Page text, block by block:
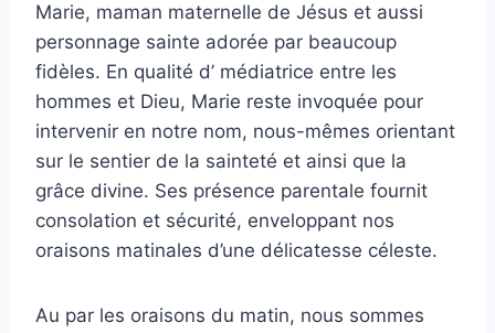
Marie, maman maternelle de Jésus et aussi
personnage sainte adorée par beaucoup
fidèles. En qualité d’ médiatrice entre les
hommes et Dieu, Marie reste invoquée pour
intervenir en notre nom, nous-mêmes orientant
sur le sentier de la sainteté et ainsi que la
grâce divine. Ses présence parentale fournit
consolation et sécurité, enveloppant nos
oraisons matinales d’une délicatesse céleste.
Au par les oraisons du matin, nous sommes